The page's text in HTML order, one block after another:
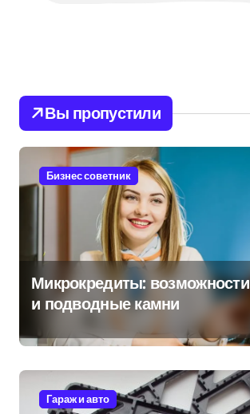
Вы пропустили
Бизнес советник
Микрокредиты: возможности
и подводные камни
Гараж и авто